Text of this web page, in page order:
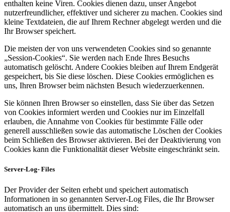
enthalten keine Viren. Cookies dienen dazu, unser Angebot
nutzerfreundlicher, effektiver und sicherer zu machen. Cookies sind
kleine Textdateien, die auf Ihrem Rechner abgelegt werden und die
Ihr Browser speichert.
Die meisten der von uns verwendeten Cookies sind so genannte
„Session-Cookies“. Sie werden nach Ende Ihres Besuchs
automatisch gelöscht. Andere Cookies bleiben auf Ihrem Endgerät
gespeichert, bis Sie diese löschen. Diese Cookies ermöglichen es
uns, Ihren Browser beim nächsten Besuch wiederzuerkennen.
Sie können Ihren Browser so einstellen, dass Sie über das Setzen
von Cookies informiert werden und Cookies nur im Einzelfall
erlauben, die Annahme von Cookies für bestimmte Fälle oder
generell ausschließen sowie das automatische Löschen der Cookies
beim Schließen des Browser aktivieren. Bei der Deaktivierung von
Cookies kann die Funktionalität dieser Website eingeschränkt sein.
Server-Log- Files
Der Provider der Seiten erhebt und speichert automatisch
Informationen in so genannten Server-Log Files, die Ihr Browser
automatisch an uns übermittelt. Dies sind: